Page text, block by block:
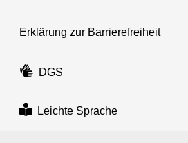
Erklärung zur Barrierefreiheit
DGS
Leichte Sprache